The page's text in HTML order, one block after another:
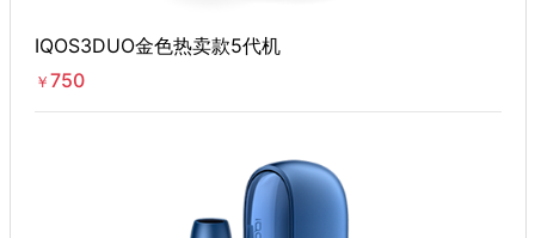
IQOS3DUO金色热卖款5代机
￥ 750